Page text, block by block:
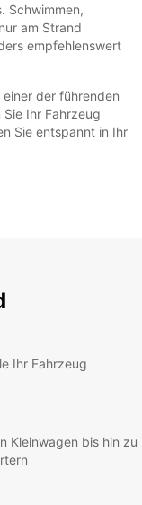
Schwimmen,
am Strand
empfehlenswert
der führenden
Ihr Fahrzeug
Sie entspannt in Ihr
Ihr Fahrzeug
Kleinwagen bis hin zu